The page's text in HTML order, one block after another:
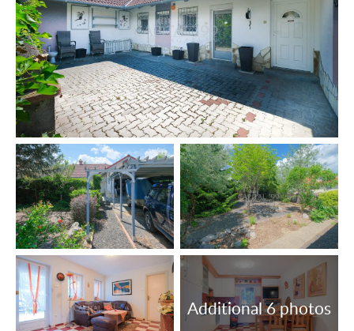
is een supermarkt, een postkantoor en diverse
restaurants. Het tankstation ligt op 4 km afstand.
OBJECTNUMMER: 4402
Nederlandstalige medewerker Capital99:
Van de Vyver Rita
tel.: +36 305 708 151
E-mail: vandevyverrita@hotmail.com